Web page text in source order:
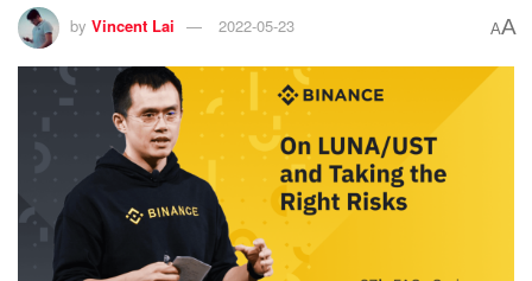
by Vincent Lai 2022-05-23 AA